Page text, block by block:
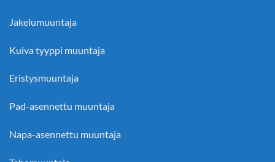
Jakelumuuntaja
Kuiva tyyppi muuntaja
Eristysmuuntaja
Pad-asennettu muuntaja
Napa-asennettu muuntaja